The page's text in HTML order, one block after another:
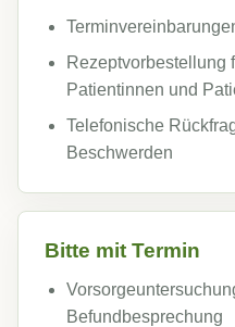
Rezeptvorbestellung
Patientinnen und
Telefonische
Beschwerden
Bitte mit Termin
Befundbesprechung